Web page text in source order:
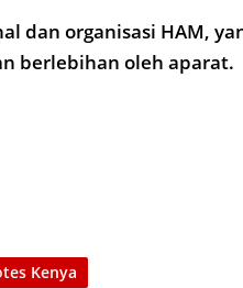
dan organisasi HAM,
berlebihan oleh aparat.
Kenya